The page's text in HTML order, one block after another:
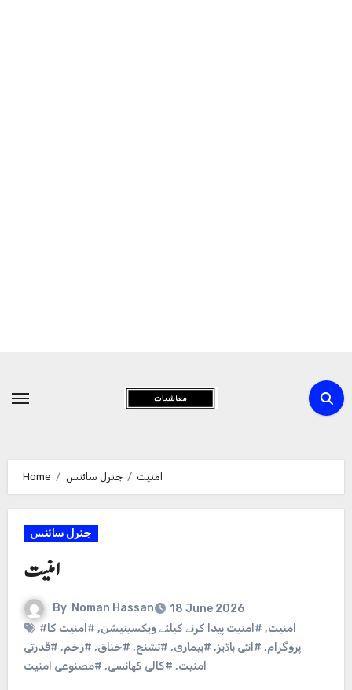
Content
Home جنرل سائنس امنیت
جنرل سائنس
امنیت
By Noman Hassan
18 June 2026
#امنیت, #امنیت پیدا کرنے کیلئے ویکسینیشن, #امنیت کا
پروگرام, #انٹی باڈیز, #بیماری, #تشنج, #خناق, #زخم, #قدرتی
امنیت, #کالی کھانسی, #مصنوعی امنیت